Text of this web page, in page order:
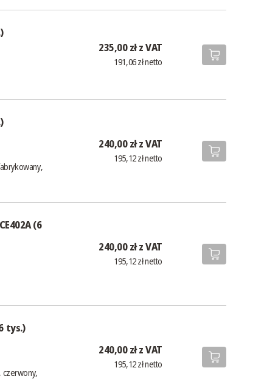
235,00 zł z VAT
191,06 zł netto
240,00 zł z VAT
195,12 zł netto
(6
240,00 zł z VAT
195,12 zł netto
tys.)
czerwony,
240,00 zł z VAT
195,12 zł netto